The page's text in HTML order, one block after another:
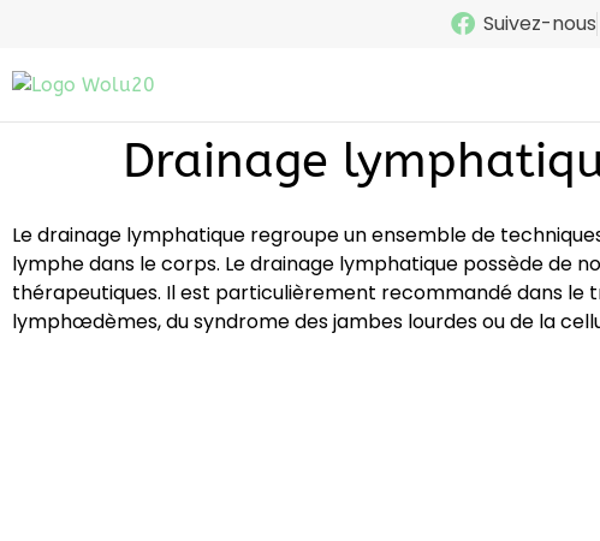
Suivez-nous
Drainage
Le drainage lymphatique regroupe un ensemble de
lymphe dans le corps. Le drainage lymphatique possède de
thérapeutiques. Il est particulièrement recommandé dans le
lymphœdèmes, du syndrome des jambes lourdes ou de la